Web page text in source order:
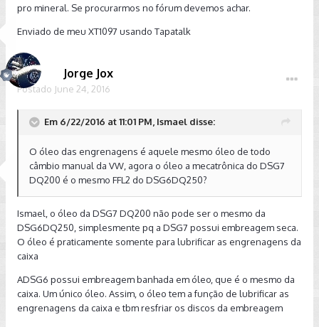
pro mineral. Se procurarmos no fórum devemos achar.
Enviado de meu XT1097 usando Tapatalk
Jorge Jox
Postado June 24, 2016
Em 6/22/2016 at 11:01 PM, Ismael disse:
O óleo das engrenagens é aquele mesmo óleo de todo
câmbio manual da VW, agora o óleo a mecatrônica do DSG7
DQ200 é o mesmo FFL2 do DSG6DQ250?
Ismael, o óleo da DSG7 DQ200 não pode ser o mesmo da
DSG6DQ250, simplesmente pq a DSG7 possui embreagem seca.
O óleo é praticamente somente para lubrificar as engrenagens da
caixa
ADSG6 possui embreagem banhada em óleo, que é o mesmo da
caixa. Um único óleo. Assim, o óleo tem a função de lubrificar as
engrenagens da caixa e tbm resfriar os discos da embreagem